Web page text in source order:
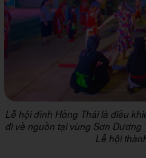
Lễ hội đình Hồng Thái là điều
đi về nguồn tại vùng Sơn Dương
Lễ hội